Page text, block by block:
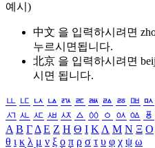
예시)
中文 을 입력하시려면
누르시면됩니다.
北京 을 입력하시려면
시면 됩니다.
ㅥ ㅦ ㅧ ㅨ ㅩ ㅪ ㅫ ㅬ ㅭ ㅮ ㅯ
ㅺ ㅻ ㅼ ㅽ ㅾ ㅿ ㆀ ㆁ ㆂ ㆃ ㆄ
Α Β ΓΔ Ε Ζ Η Θ Ι ΚΛ Μ Ν Ξ Ο
θ ι κ λ μ ν ξ ο π ρ σ τ υ φ χ ψ ω